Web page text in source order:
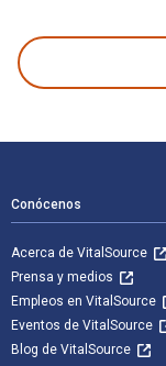
Conócenos
Acerca de VitalSource
Prensa y medios
Empleos en VitalSource
Eventos de VitalSource
Blog de VitalSource